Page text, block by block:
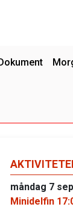
måndag 7
Minidelfin